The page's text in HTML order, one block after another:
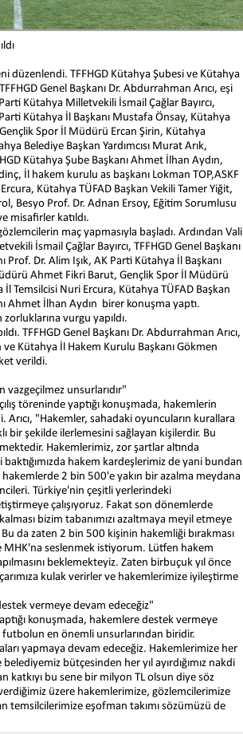
düzenlendi. TFFHGD Kütahya Şubesi ve Kütahya
Genel Başkanı Dr. Abdurrahman Arıcı, eşi
Kütahya Milletvekili İsmail Çağlar Bayırcı,
Kütahya İl Başkanı Mustafa Önsay, Kütahya
Spor İl Müdürü Ercan Şirin, Kütahya
Belediye Başkan Yardımcısı Murat Arık,
Kütahya Şube Başkanı Ahmet İlhan Aydın,
İl hakem kurulu as başkanı Lokman TOP,ASKF
Kütahya TÜFAD Başkan Vekili Tamer Yiğit,
Besyo Prof. Dr. Adnan Ersoy, Eğitim Sorumlusu
misafirler katıldı.
maç yapmasıyla başladı. Ardından Vali
İsmail Çağlar Bayırcı, TFFHGD Genel Başkanı
Prof. Dr. Alim Işık, AK Parti Kütahya İl Başkanı
Ahmet Fikri Barut, Gençlik Spor İl Müdürü
Temsilcisi Nuri Ercura, Kütahya TÜFAD Başkan
Ahmet İlhan Aydın birer konuşma yaptı.
vurgu yapıldı.
TFFHGD Genel Başkanı Dr. Abdurrahman Arıcı,
Kütahya İl Hakem Kurulu Başkanı Gökmen
verildi.
vazgeçilmez unsurlarıdır"
töreninde yaptığı konuşmada, hakemlerin
"Hakemler, sahadaki oyuncuların kurallara
bir şekilde ilerlemesini sağlayan kişilerdir. Bu
Hakemlerimiz, zor şartlar altında
hakem kardeşlerimiz de yani bundan
hakemlerde 2 bin 500'e yakın bir azalma meydana
Türkiye'nin çeşitli yerlerindeki
çalışıyoruz. Fakat son dönemlerde
bizim tabanımızı azaltmaya meyil etmeye
da zaten 2 bin 500 kişinin hakemliği bırakması
MHK'na seslenmek istiyorum. Lütfen hakem
beklemekteyiz. Zaten birbuçuk yıl önce
kulak verirler ve hakemlerimize iyileştirme
vermeye devam edeceğiz"
konuşmada, hakemlere destek vermeye
en önemli unsurlarından biridir.
yapmaya devam edeceğiz. Hakemlerimize her
bütçesinden her yıl ayırdığımız nakdi
katkıyı bu sene bir milyon TL olsun diye söz
üzere hakemlerimize, gözlemcilerimize
temsilcilerimize eşofman takımı sözümüzü de